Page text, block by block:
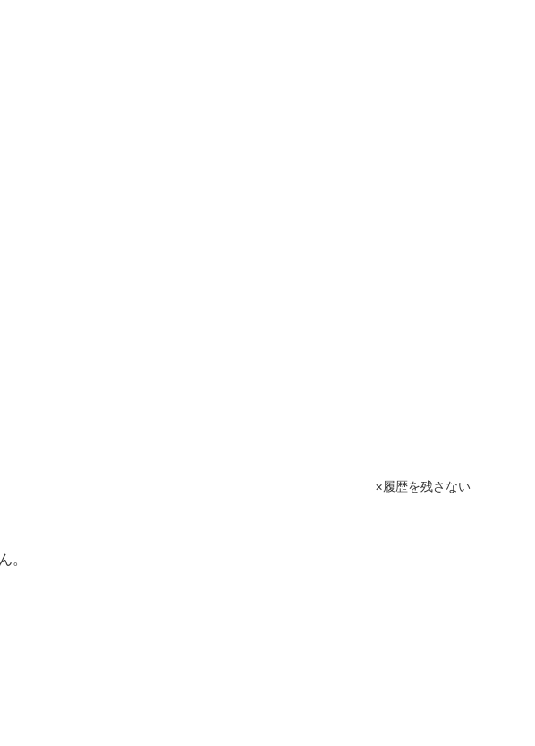
履歴を残さない
。